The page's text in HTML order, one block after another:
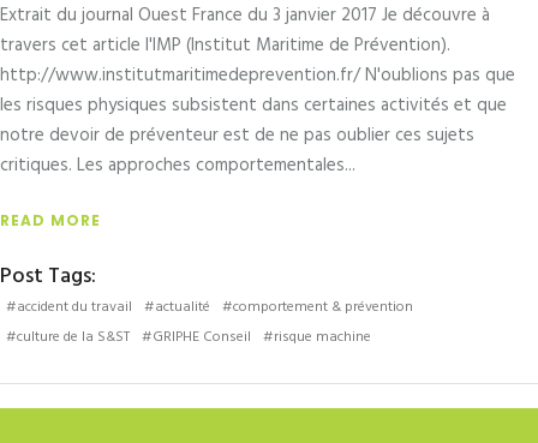
Extrait du journal Ouest France du 3 janvier 2017 Je découvre à
travers cet article l'IMP (Institut Maritime de Prévention).
http://www.institutmaritimedeprevention.fr/ N'oublions pas que
les risques physiques subsistent dans certaines activités et que
notre devoir de préventeur est de ne pas oublier ces sujets
critiques. Les approches comportementales
READ MORE
Post Tags:
#accident du travail #actualité #comportement & prévention
#culture de la S&ST #GRIPHE Conseil #risque machine